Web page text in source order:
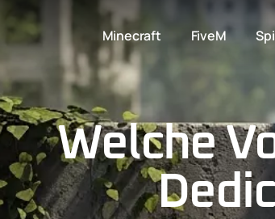
Minecraft FiveM
Welche